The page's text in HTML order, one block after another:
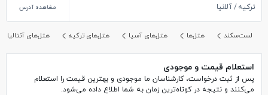
ترکیه آلانیا مشاهده آدرس
لست‌سکند هتل‌ها هتل‌های آسیا هتل‌های ترکیه هتل‌های آنتالیا
استعلام قیمت و موجودی
پس از ثبت درخواست، کارشناسان ما موجودی و بهترین قیمت را استعلام
می‌کنند و نتیجه در کوتاه‌ترین زمان به شما اطلاع داده می‌شود.